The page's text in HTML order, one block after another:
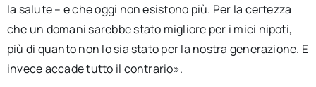
la salute – e che oggi non esistono più. Per la certezza
che un domani sarebbe stato migliore per i miei nipoti,
più di quanto non lo sia stato per la nostra generazione. E
invece accade tutto il contrario».